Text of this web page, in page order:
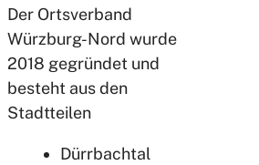
Der Ortsverband
Würzburg-Nord wurde
2018 gegründet und
besteht aus den
Stadtteilen
Dürrbachtal